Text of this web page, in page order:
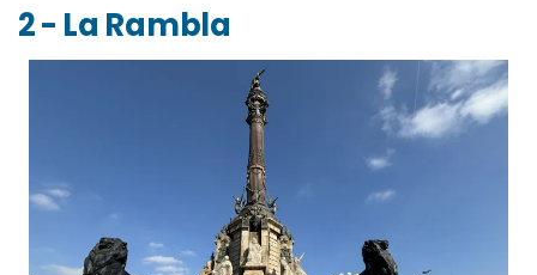
2 - La Rambla